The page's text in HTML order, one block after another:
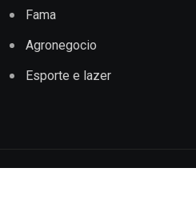
Fama
Agronegocio
Esporte e lazer